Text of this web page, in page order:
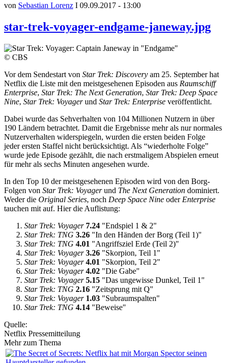
von Sebastian Lorenz I 09.09.2017 - 13:00
star-trek-voyager-endgame-janeway.jpg
© CBS
Vor dem Sendestart von Star Trek: Discovery am 25. September hat
Netflix die Liste mit den meistgesehenen Episoden aus Raumschiff
Enterprise, Star Trek: The Next Generation, Star Trek: Deep Space
Nine, Star Trek: Voyagerund Star Trek: Enterprise veröffentlicht.
Dabei wurde das Sehverhalten von 104 Millionen Nutzern in über
190 Ländern betrachtet. Damit die Ergebnisse mehr als nur normales
Nutzerverhalten widerspiegeln, wurden die ersten beiden Folge
jeder ersten Staffel nicht berücksichtigt. Als “wiederholte Folge”
wurde jede Episode gezählt, die nach erstmaligem Abspielen erneut
für mehr als sechs Minuten angesehen wurde.
In den Top 10 der meistgesehenen Episoden wird von den Borg-
Folgen von Star Trek: Voyagerund The Next Generation dominiert.
Weder die Original Series, noch Deep Space Nine oder Enterprise
tauchen mit auf. Hier die Auflistung:
Star Trek: Voyager 7.24 "Endspiel 1 & 2"
Star Trek: TNG 3.26 "In den Händen der Borg (Teil 1)"
Star Trek: TNG 4.01 "Angriffsziel Erde (Teil 2)"
Star Trek: Voyager 3.26 "Skorpion, Teil 1"
Star Trek: Voyager 4.01 "Skorpion, Teil 2"
Star Trek: Voyager 4.02 "Die Gabe"
Star Trek: Voyager 5.15 "Das ungewisse Dunkel, Teil 1"
Star Trek: TNG 2.16 "Zeitsprung mit Q"
Star Trek: Voyager 1.03 "Subraumspalten"
Star Trek: TNG 4.14 "Beweise"
Quelle:
Netflix Pressemitteilung
Mehr zum Thema